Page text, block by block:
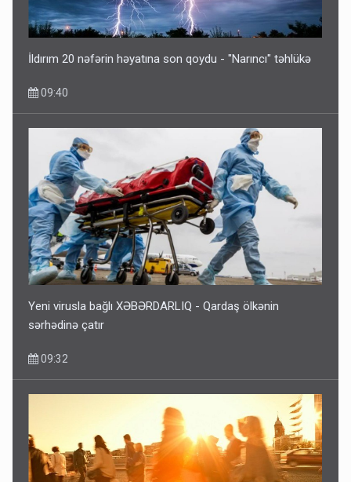
Əhaliyə hava ilə bağlı VACİB XƏBƏRDARLIQ - Saat 11:00-
dan…
ŞOK! David Seliverstov ölkədən qaçdı
6 Avqust 14:14
İldırım 20 nəfərin həyatına son qoydu - "Narıncı" təhlükə
09:40
Yeni virusla bağlı XƏBƏRDARLIQ - Qardaş ölkənin
sərhədinə çatır
09:32